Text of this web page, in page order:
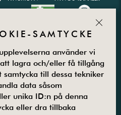
TODER
PARTN
SAMTYCKE
använder vi
lagra och/eller få tillgång
till dessa tekniker
data såsom
unika ID:n på denna
eller dra tillbaka